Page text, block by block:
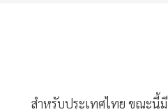
สำหรับประเทศไทย ขณะนี้มี